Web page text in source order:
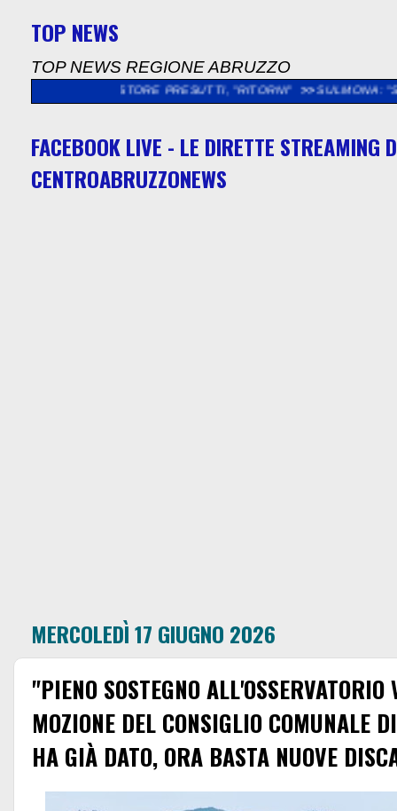
TOP NEWS
TOP NEWS REGIONE ABRUZZO
PRESUTTI, "RITORNI" >> SULMONA: "SOPRALLUOGO
FACEBOOK LIVE - LE DIRETTE STREAMING
CENTROABRUZZONEWS
MERCOLEDÌ 17 GIUGNO 2026
"PIENO SOSTEGNO
MOZIONE DEL CONSIGLIO COMUNALE
HA GIÀ DATO, ORA BASTA NUOVE